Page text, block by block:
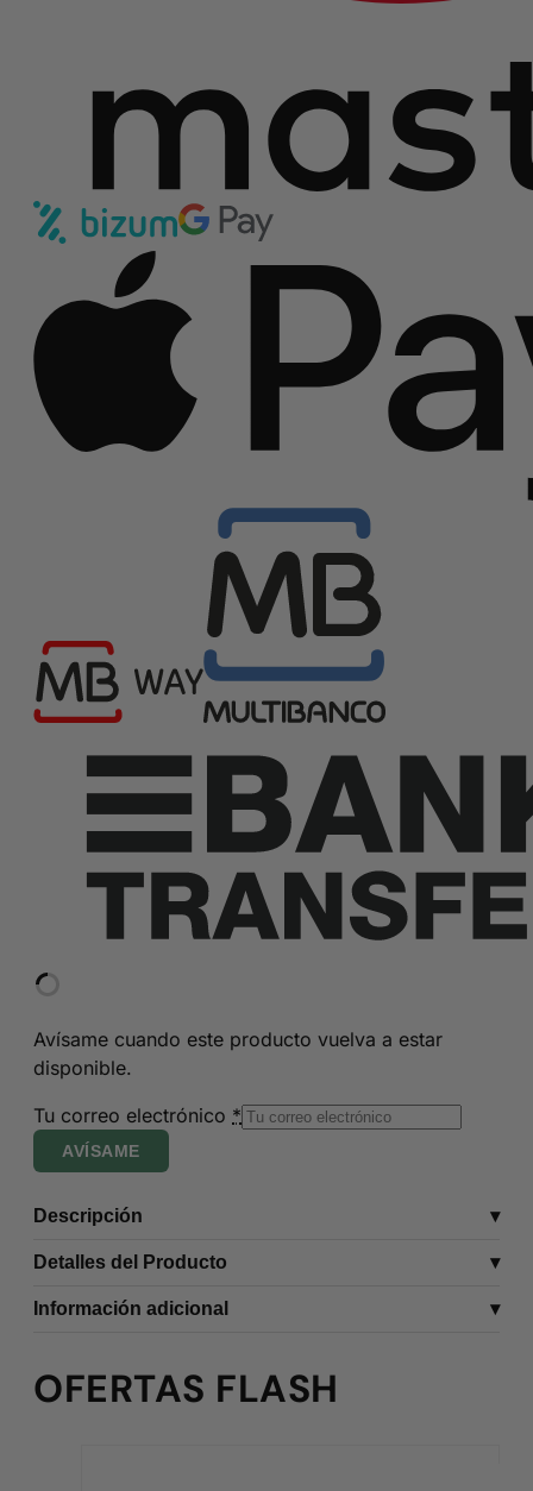
Avísame cuando este producto vuelva a estar
disponible.
Tu correo electrónico *
AVÍSAME
Descripción
Detalles del Producto
Información adicional
OFERTAS FLASH